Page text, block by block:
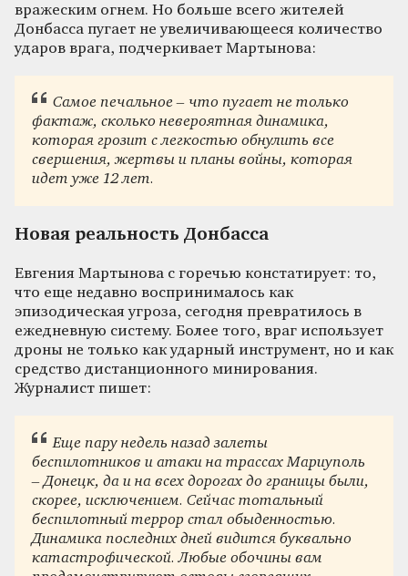
вражеским огнем. Но больше всего жителей
Донбасса пугает не увеличивающееся количество
ударов врага, подчеркивает Мартынова:
Самое печальное – что пугает не только
фактаж, сколько невероятная динамика,
которая грозит с легкостью обнулить все
свершения, жертвы и планы войны, которая
идет уже 12 лет.
Новая реальность Донбасса
Евгения Мартынова с горечью констатирует: то,
что еще недавно воспринималось как
эпизодическая угроза, сегодня превратилось в
ежедневную систему. Более того, враг использует
дроны не только как ударный инструмент, но и как
средство дистанционного минирования.
Журналист пишет:
Еще пару недель назад залеты
беспилотников и атаки на трассах Мариуполь
– Донецк, да и на всех дорогах до границы были,
скорее, исключением. Сейчас тотальный
беспилотный террор стал обыденностью.
Динамика последних дней видится буквально
катастрофической. Любые обочины вам